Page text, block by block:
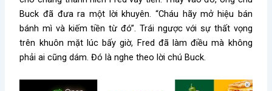
Buck đã đưa ra một lời khuyên. “Cháu hãy mở hiệu bán
bánh mì và kiếm tiền từ đó”. Trái ngược với sự thất vọng
trên khuôn mặt lúc bấy giờ, Fred đã làm điều mà không
phải ai cũng dám. Đó là nghe theo lời chú Buck.